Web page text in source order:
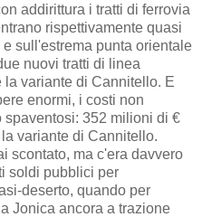
addirittura i tratti di ferrovia
rispettivamente quasi
sull'estrema punta orientale
nuovi tratti di linea
variante di Cannitello. E
enormi, i costi non
spaventosi: 352 milioni di €
variante di Cannitello.
scontato, ma c'era davvero
soldi pubblici per
deserto, quando per
Jonica ancora a trazione